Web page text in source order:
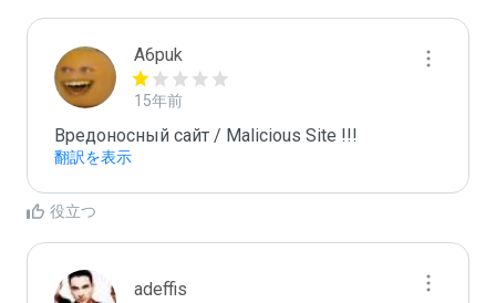
A6puk
15年前
Вредоносный сайт / Malicious Site !!!
翻訳を表示
役立つ
adeffis